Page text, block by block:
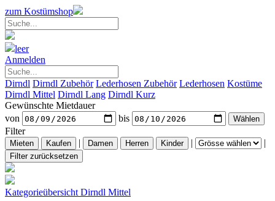
zum Kostümshop
leer
Anmelden
Dirndl Dirndl Zubehör Lederhosen Zubehör Lederhosen Kostüme
Dirndl Mittel Dirndl Lang Dirndl Kurz
Gewünschte Mietdauer
von
bis
Filter
|
| |
Kategorieübersicht Dirndl Mittel